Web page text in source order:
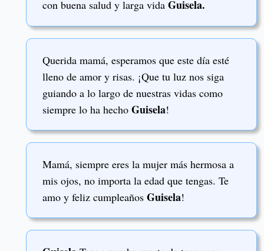
con buena salud y larga vida Guisela.
Querida mamá, esperamos que este día esté
lleno de amor y risas. ¡Que tu luz nos siga
guiando a lo largo de nuestras vidas como
siempre lo ha hecho Guisela!
Mamá, siempre eres la mujer más hermosa a
mis ojos, no importa la edad que tengas. Te
amo y feliz cumpleaños Guisela!